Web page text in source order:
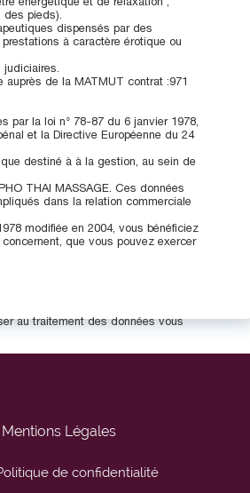
des pieds).
dispensés par des
à caractère érotique ou
judiciaires.
de la MATMUT contrat :971
par la loi n° 78-87 du 6 janvier 1978,
et la Directive Européenne du 24
destiné à à la gestion, au sein de
THAI MASSAGE. Ces données
dans la relation commerciale
modifiée en 2004, vous bénéficiez
que vous pouvez exercer
au traitement des données vous
Mentions Légales
de confidentialité